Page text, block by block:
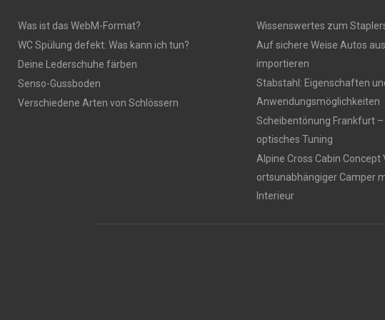
Was ist das WebM-Format?
WC Spülung defekt: Was kann ich tun?
Deine Lederschuhe färben
Senso-Gussboden
Verschiedene Arten von Schlössern
Wissenswertes zum
Auf sichere Weise Autos
importieren
Stabstahl: Eigenschaften
Anwendungsmöglichkeiten
Scheibentönung Frankfurt –
optisches Tuning
Alpine Cross Cabin Concept
ortsunabhängiger Camper
Interieur